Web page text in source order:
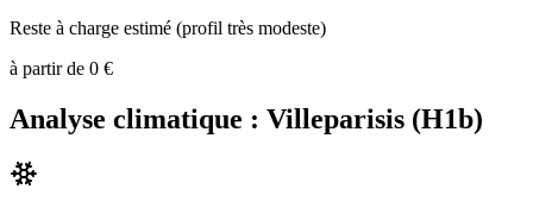
Reste à charge estimé (profil très modeste)
à partir de 0 €
Analyse climatique : Villeparisis (H1b)